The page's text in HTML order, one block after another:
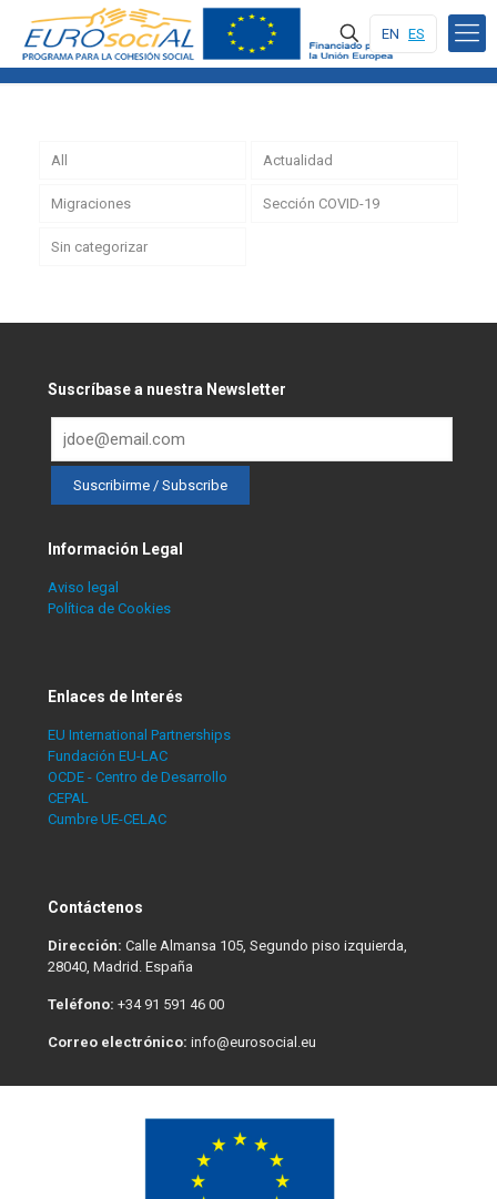
EN ES
All Actualidad
Migraciones Sección COVID-19
Sin categorizar
Suscríbase a nuestra Newsletter
Información Legal
Aviso legal
Política de Cookies
Enlaces de Interés
EU International Partnerships
Fundación EU-LAC
OCDE - Centro de Desarrollo
CEPAL
Cumbre UE-CELAC
Contáctenos
Dirección: Calle Almansa 105, Segundo piso izquierda,
28040, Madrid. España
Teléfono: +34 91 591 46 00
Correo electrónico: info@eurosocial.eu